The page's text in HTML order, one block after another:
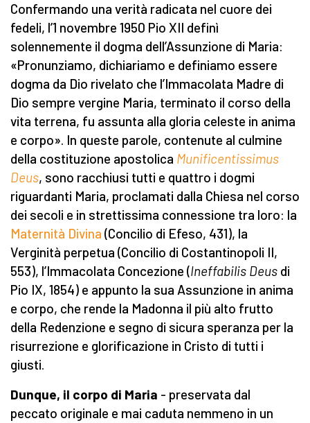
Confermando una verità radicata nel cuore dei
fedeli, l’1 novembre 1950 Pio XII definì
solennemente il dogma dell’Assunzione di Maria:
«Pronunziamo, dichiariamo e definiamo essere
dogma da Dio rivelato che l’Immacolata Madre di
Dio sempre vergine Maria, terminato il corso della
vita terrena, fu assunta alla gloria celeste in anima
e corpo». In queste parole, contenute al culmine
della costituzione apostolica Munificentissimus
Deus, sono racchiusi tutti e quattro i dogmi
riguardanti Maria, proclamati dalla Chiesa nel corso
dei secoli e in strettissima connessione tra loro: la
Maternità Divina (Concilio di Efeso, 431), la
Verginità perpetua (Concilio di Costantinopoli II,
553), l’Immacolata Concezione (Ineffabilis Deus di
Pio IX, 1854) e appunto la sua Assunzione in anima
e corpo, che rende la Madonna il più alto frutto
della Redenzione e segno di sicura speranza per la
risurrezione e glorificazione in Cristo di tutti i
giusti.
Dunque, il corpo di Maria - preservata dal
peccato originale e mai caduta nemmeno in un